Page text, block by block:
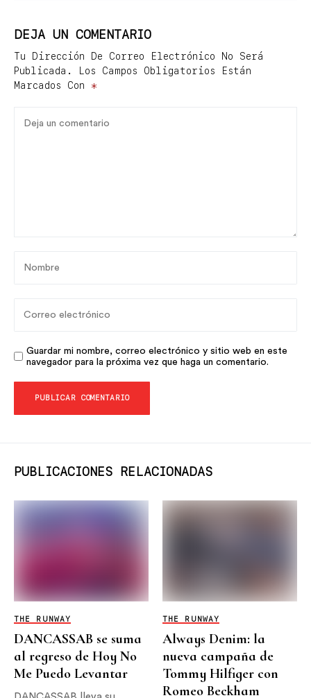
DEJA UN COMENTARIO
Tu Dirección De Correo Electrónico No Será
Publicada.
Los Campos Obligatorios Están
Marcados Con *
Guardar mi nombre, correo electrónico y sitio web en este
navegador para la próxima vez que haga un comentario.
PUBLICACIONES RELACIONADAS
THE RUNWAY
DANCASSAB se suma
al regreso de Hoy No
Me Puedo Levantar
THE RUNWAY
Always Denim: la
nueva campaña de
Tommy Hilfiger con
Romeo Beckham